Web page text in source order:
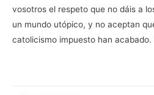
vosotros el respeto que no dáis a
un mundo utópico, y no aceptan
catolicismo impuesto han acabado.